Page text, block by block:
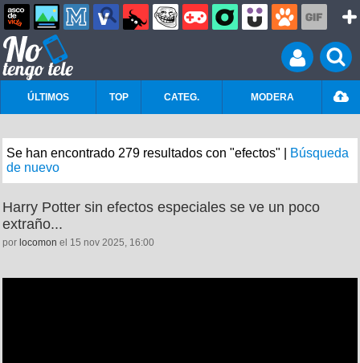
ÚLTIMOS TOP CATEG. MODERA
Se han encontrado 279 resultados con "efectos" |
Búsqueda
de nuevo
Harry Potter sin efectos especiales se ve un poco
extraño...
por locomon el 15 nov 2025, 16:00